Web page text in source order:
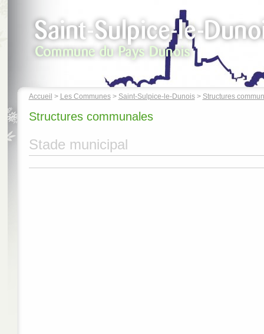
Accueil > Les Communes> Saint-Sulpice-le-Dunois> Structures
Structures communales
Stade municipal